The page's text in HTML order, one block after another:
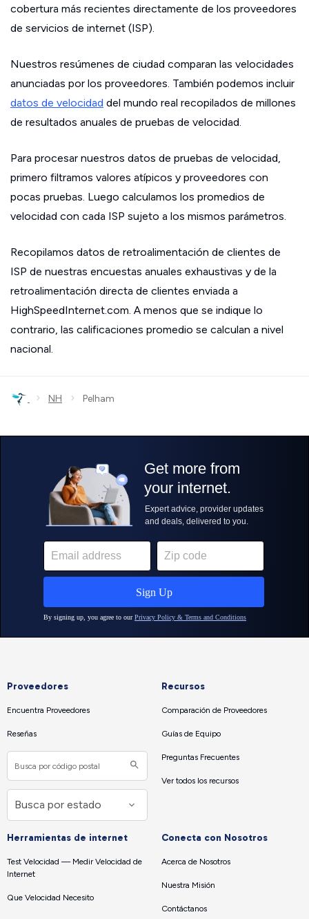
cobertura más recientes directamente de los proveedores
de servicios de internet (ISP).
Nuestros resúmenes de ciudad comparan las velocidades
anunciadas por los proveedores. También podemos incluir
datos de velocidad del mundo real recopilados de millones
de resultados anuales de pruebas de velocidad.
Para procesar nuestros datos de pruebas de velocidad,
primero filtramos valores atípicos y proveedores con
pocas pruebas. Luego calculamos los promedios de
velocidad con cada ISP sujeto a los mismos parámetros.
Recopilamos datos de retroalimentación de clientes de
ISP de nuestras encuestas anuales exhaustivas y de la
retroalimentación directa de clientes enviada a
HighSpeedInternet.com. A menos que se indique lo
contrario, las calificaciones promedio se calculan a nivel
nacional.
› NH › Pelham
Proveedores
Encuentra Proveedores
Reseñas
Recursos
Comparación de Proveedores
Guías de Equipo
Preguntas Frecuentes
Ver todos los recursos
Herramientas de internet
Test Velocidad — Medir Velocidad de
Internet
Que Velocidad Necesito
Conecta con Nosotros
Acerca de Nosotros
Nuestra Misión
Contáctanos